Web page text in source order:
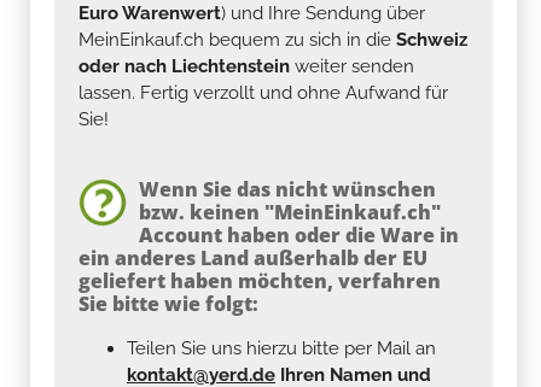
Euro Warenwert) und Ihre Sendung über
MeinEinkauf.ch bequem zu sich in die Schweiz
oder nach Liechtenstein weiter senden
lassen. Fertig verzollt und ohne Aufwand für
Sie!
Wenn Sie das nicht wünschen
bzw. keinen "MeinEinkauf.ch"
Account haben oder die Ware in
ein anderes Land außerhalb der EU
geliefert haben möchten, verfahren
Sie bitte wie folgt:
Teilen Sie uns hierzu bitte per Mail an
kontakt@yerd.de Ihren Namen und